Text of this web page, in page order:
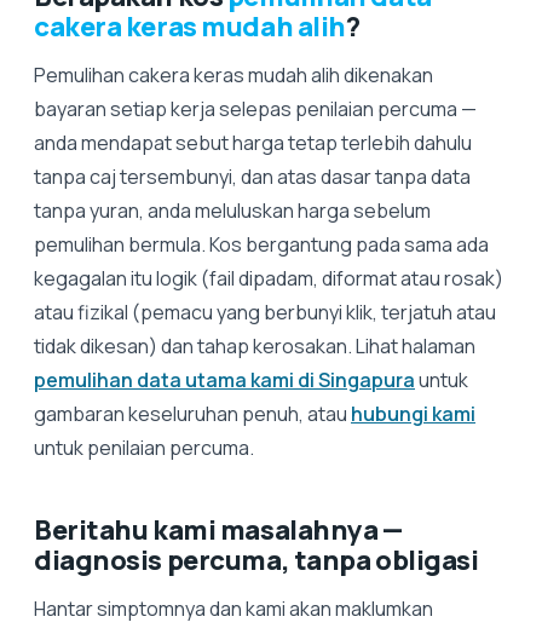
cakera keras mudah alih?
Pemulihan cakera keras mudah alih dikenakan
bayaran setiap kerja selepas penilaian percuma —
anda mendapat sebut harga tetap terlebih dahulu
tanpa caj tersembunyi, dan atas dasar tanpa data
tanpa yuran, anda meluluskan harga sebelum
pemulihan bermula. Kos bergantung pada sama ada
kegagalan itu logik (fail dipadam, diformat atau rosak)
atau fizikal (pemacu yang berbunyi klik, terjatuh atau
tidak dikesan) dan tahap kerosakan. Lihat halaman
pemulihan data utama kami di Singapurauntuk
gambaran keseluruhan penuh, atau hubungi kami
untuk penilaian percuma.
Beritahu kami masalahnya —
diagnosis percuma, tanpa obligasi
Hantar simptomnya dan kami akan maklumkan